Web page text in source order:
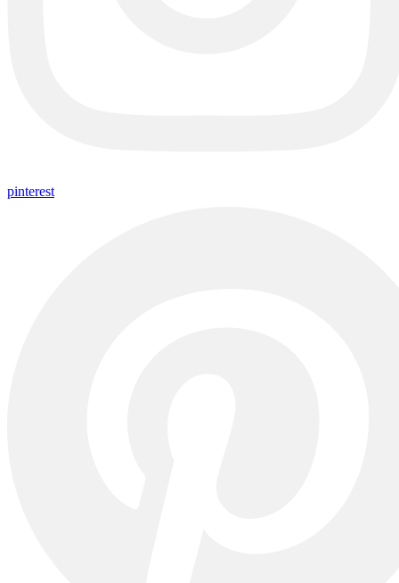
pinterest